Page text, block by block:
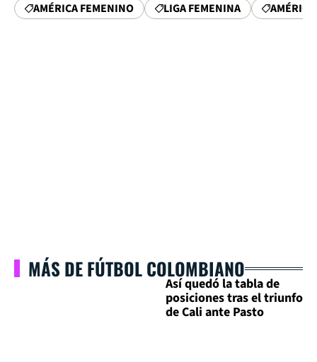
AMÉRICA FEMENINO LIGA FEMENINA
MÁS DE FÚTBOL COLOMBIANO
Así quedó la tabla de
posiciones tras el triunfo
de Cali ante Pasto